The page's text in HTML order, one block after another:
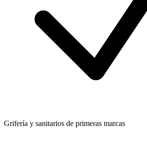
Grifería y sanitarios de primeras marcas